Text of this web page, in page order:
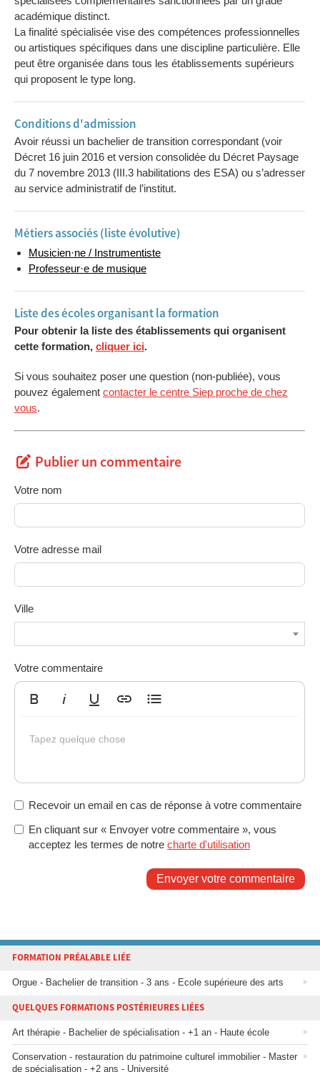
académique distinct.
La finalité spécialisée vise des compétences professionnelles
ou artistiques spécifiques dans une discipline particulière. Elle
peut être organisée dans tous les établissements supérieurs
qui proposent le type long.
Conditions d'admission
Avoir réussi un bachelier de transition correspondant (voir
Décret 16 juin 2016 et version consolidée du Décret Paysage
du 7 novembre 2013 (III.3 habilitations des ESA) ou s’adresser
au service administratif de l’institut.
Métiers associés (liste évolutive)
Musicien·ne / Instrumentiste
Professeur·e de musique
Liste des écoles organisant la formation
Pour obtenir la liste des établissements qui organisent
cette formation, cliquer ici.
Si vous souhaitez poser une question (non-publiée), vous
pouvez également contacter le centre Siep proche de chez
vous.
Publier un commentaire
Votre nom
Votre adresse mail
Ville
Votre commentaire
Tapez quelque chose
Recevoir un email en cas de réponse à votre commentaire
En cliquant sur « Envoyer votre commentaire », vous
acceptez les termes de notre charte d'utilisation
Envoyer votre commentaire
FORMATION PRÉALABLE LIÉE
Orgue - Bachelier de transition - 3 ans - Ecole supérieure des arts
QUELQUES FORMATIONS POSTÉRIEURES LIÉES
Art thérapie - Bachelier de spécialisation - +1 an - Haute école
Conservation - restauration du patrimoine culturel immobilier - Master
de spécialisation - +2 ans - Université